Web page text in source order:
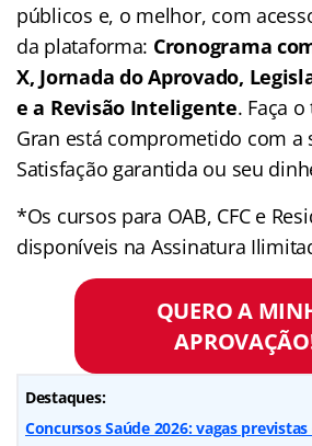
públicos e, o melhor, com
da plataforma: Cronograma
X, Jornada do Aprovado,
e a Revisão Inteligente. Faça
Gran está comprometido com a
Satisfação garantida ou seu
*Os cursos para OAB, CFC e
disponíveis na Assinatura
QUERO A
Destaques:
Concursos Saúde 2026: vagas